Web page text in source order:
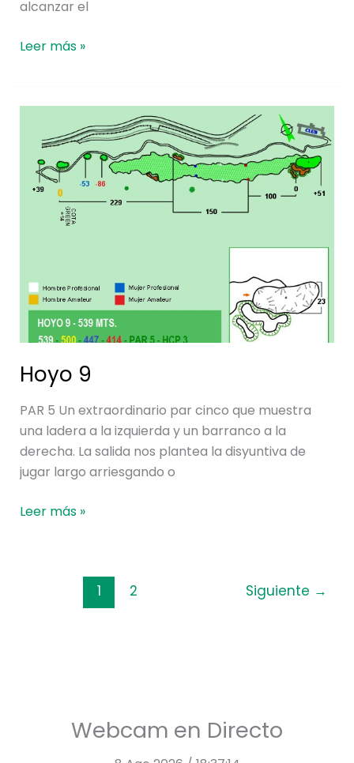
alcanzar el
Leer más »
Hoyo 9
PAR 5 Un extraordinario par cinco que muestra
una ladera a la izquierda y un barranco a la
derecha. La salida nos plantea la disyuntiva de
jugar largo arriesgando o
Leer más »
1 2 Siguiente →
Webcam en Directo